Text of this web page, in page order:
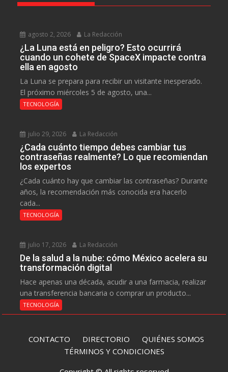
agosto 2, 2026 La Redacción
¿La Luna está en peligro? Esto ocurrirá
cuando un cohete de SpaceX impacte contra
ella en agosto
La Luna se prepara para recibir un visitante inesperado.
El próximo miércoles 5 de agosto, una...
TECNOLOGÍA
julio 29, 2026 La Redacción
¿Cada cuánto tiempo debes cambiar tus
contraseñas realmente? Lo que recomiendan
los expertos
¿Cada cuánto hay que cambiar las contraseñas? Durante
años, la recomendación más conocida era hacerlo
cada...
TECNOLOGÍA
julio 17, 2026 La Redacción
De la salud a la nube: cómo México acelera su
transformación digital
Hace apenas una década, acudir a una farmacia, realizar
una transferencia bancaria o comprar un producto...
TECNOLOGÍA
CONTACTO DIRECTORIO QUIÉNES SOMOS
TÉRMINOS Y CONDICIONES